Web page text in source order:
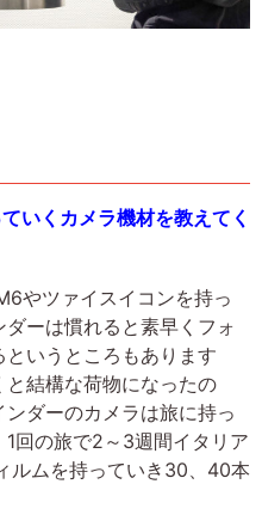
いくカメラ機材を教えてく
やツァイスイコンを持っ
ーは慣れると素早くフォ
いうところもあります
結構な荷物になったの
ダーのカメラは旅に持っ
回の旅で2～3週間イタリア
ルムを持っていき30、40本